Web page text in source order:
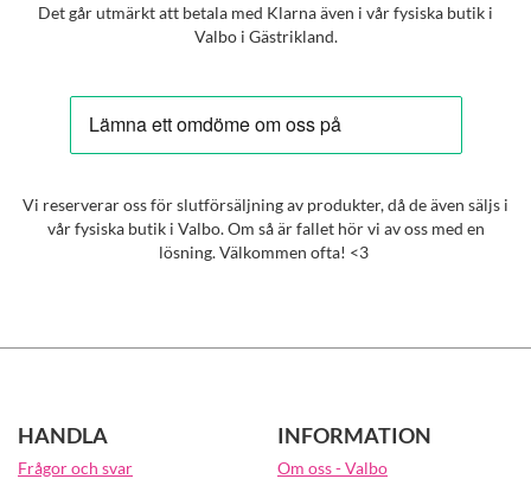
Det går utmärkt att betala med Klarna även i vår fysiska butik i
Valbo i Gästrikland.
Vi reserverar oss för slutförsäljning av produkter, då de även säljs i
vår fysiska butik i Valbo. Om så är fallet hör vi av oss med en
lösning. Välkommen ofta! <3
HANDLA
Frågor och svar
INFORMATION
Om oss - Valbo